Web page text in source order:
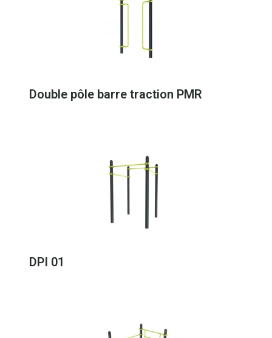
Double pôle barre traction PMR
DPI 01